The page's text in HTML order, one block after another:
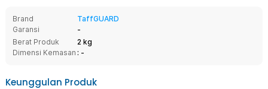
Brand
TaffGUARD
Garansi
-
Berat Produk
2 kg
Dimensi Kemasan : -
Keunggulan Produk